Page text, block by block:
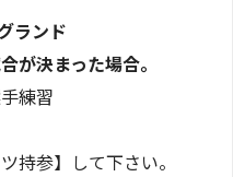
ランド
が決まった場合。
練習
持参】して下さい。